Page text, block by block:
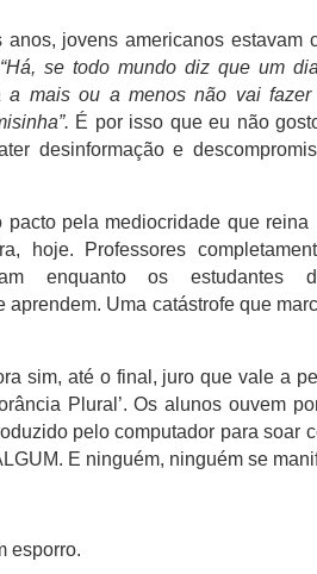
jovens americanos estavam
“Há, se todo mundo diz que um
a mais ou a menos não vai
É por isso que eu não
desinformação e
pacto pela mediocridade que reina
hoje. Professores
enquanto os estudantes
aprendem. Uma catástrofe que
sim, até o final, juro que vale a
Plural’. Os alunos ouvem
pelo computador para soar
E ninguém, ninguém se
esporro.